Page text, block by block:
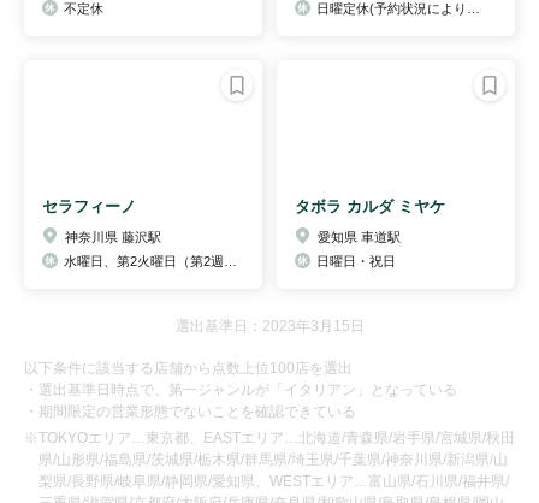
不定休
セラフィーノ
神奈川県 藤沢駅
タボラ カルダ ミヤケ
愛知県 車道駅
日曜日・祝日
選出基準日：2023年3月15日
以下条件に該当する店舗から点数上位100店を選出
・選出基準日時点で、第一ジャンルが「イタリアン」となっている
・期間限定の営業形態でないことを確認できている
※TOKYOエリア…東京都、EASTエリア…北海道/青森県/岩手県/宮城県/秋田
県/山形県/福島県/茨城県/栃木県/群馬県/埼玉県/千葉県/神奈川県/新潟県/山
梨県/長野県/岐阜県/静岡県/愛知県、WESTエリア…富山県/石川県/福井県/